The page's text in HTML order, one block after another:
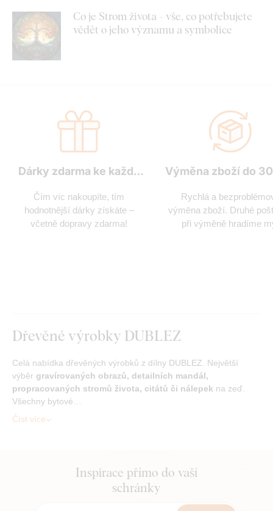
Co je Strom života - vše, co potřebujete
vědět o jeho významu a symbolice
Dárky zdarma ke každé
Čím víc nakoupíte, tím
hodnotnější dárky získáte –
včetně dopravy zdarma!
Výměna zboží do
Rychlá a
výměna zboží. Druhé
při výměně hradíme
Dřevěné výrobky DUBLEZ
Celá nabídka dřevěných výrobků z dílny DUBLEZ. Největší
výběr gravírovaných obrazů, detailních mandál,
propracovaných stromů života, citátů či nálepek na zeď.
Všechny bytové…
Číst více
Inspirace přímo do vaší
schránky